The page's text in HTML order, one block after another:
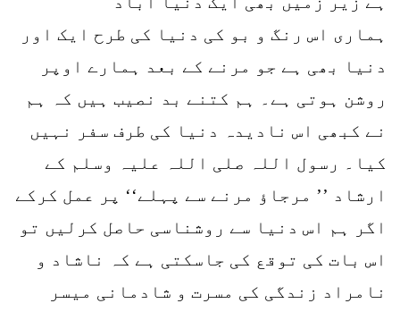
ہماری اس رنگ و بو کی دنیا کی طرح ایک اور
دنیا بھی ہے جو مرنے کے بعد ہمارے اوپر
روشن ہوتی ہے۔ ہم کتنے بد نصیب ہیں کہ ہم
نے کبھی اس نادیدہ دنیا کی طرف سفر نہیں
کیا۔ رسول اللہ صلی اللہ علیہ وسلم کے
ارشاد ’’ مرجاؤ مرنے سے پہلے‘‘ پر عمل کرکے
اگر ہم اس دنیا سے روشناسی حاصل کرلیں تو
اس بات کی توقع کی جاسکتی ہے کہ ناشاد و
نامراد زندگی کی مسرت و شادمانی میسر